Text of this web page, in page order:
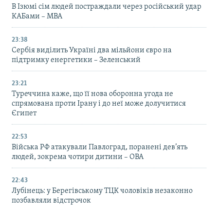
В Ізюмі сім людей постраждали через російський удар
КАБами – МВА
23:38
Сербія виділить Україні два мільйони євро на
підтримку енергетики – Зеленський
23:21
Туреччина каже, що її нова оборонна угода не
спрямована проти Ірану і до неї може долучитися
Єгипет
22:53
Війська РФ атакували Павлоград, поранені дев’ять
людей, зокрема чотири дитини – ОВА
22:43
Лубінець: у Берегівському ТЦК чоловіків незаконно
позбавляли відстрочок